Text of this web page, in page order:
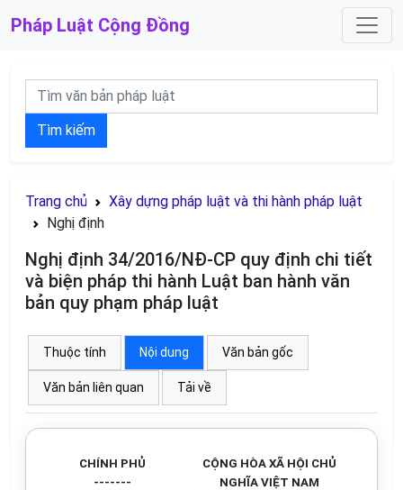
Pháp Luật Cộng Đồng
Tìm kiếm
Trang chủ
Xây dựng pháp luật và thi hành pháp luật
Nghị định
Nghị định 34/2016/NĐ-CP quy định chi tiết
và biện pháp thi hành Luật ban hành văn
bản quy phạm pháp luật
Thuộc tính Nội dung Văn bản gốc
Văn bản liên quan Tải về
CHÍNH PHỦ
-------
CỘNG HÒA XÃ HỘI CHỦ
NGHĨA VIỆT NAM